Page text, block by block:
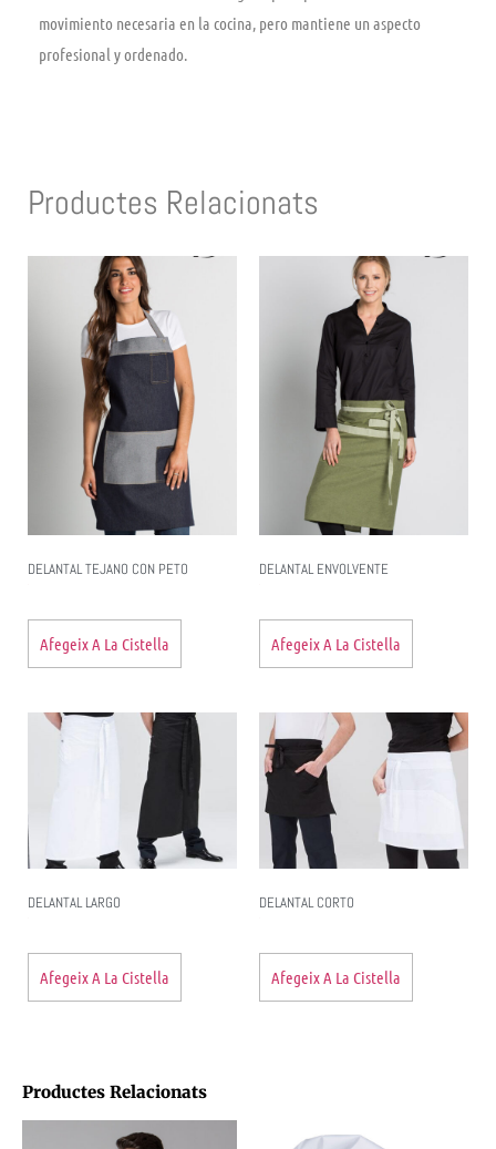
movimiento necesaria en la cocina, pero mantiene un aspecto
profesional y ordenado.
Productes Relacionats
DELANTAL TEJANO CON PETO
Afegeix A La Cistella
DELANTAL ENVOLVENTE
Afegeix A La Cistella
DELANTAL LARGO
Afegeix A La Cistella
DELANTAL CORTO
Afegeix A La Cistella
Productes Relacionats